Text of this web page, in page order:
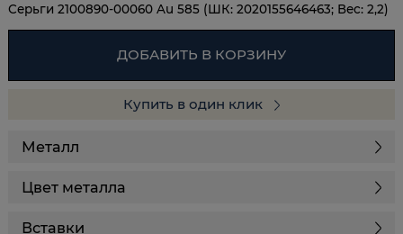
Серьги 2100890-00060 Au 585 (ШК: 2020155646463; Вес: 2,2)
ДОБАВИТЬ В КОРЗИНУ
Купить в один клик
Металл
Цвет металла
Вставки